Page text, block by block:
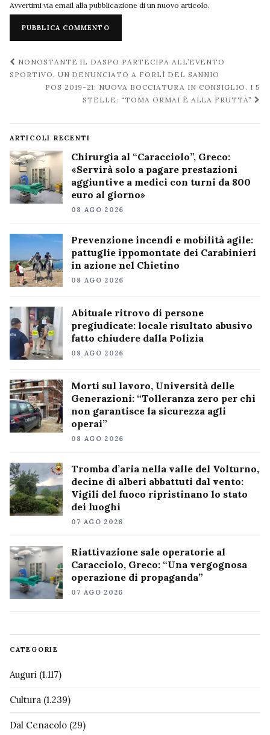
Avvertimi via email alla pubblicazione di un nuovo articolo.
Navigazione
post
NONOSTANTE IL DASPO PARTECIPA ALL’EVENTO
SPORTIVO, UN DENUNCIATO A FORLÌ DEL SANNIO
POS 2019-21: NUOVA BOCCIATURA IN CONSIGLIO. I 5
STELLE: “TOMA ORMAI È ALLA FRUTTA”
ARTICOLI RECENTI
Chirurgia al “Caracciolo”, Greco:
«Servirà solo a pagare prestazioni
aggiuntive a medici con turni da 800
euro al giorno»
08 AGO 2026
Prevenzione incendi e mobilità agile:
pattuglie ippomontate dei Carabinieri
in azione nel Chietino
08 AGO 2026
Abituale ritrovo di persone
pregiudicate: locale risultato abusivo
fatto chiudere dalla Polizia
08 AGO 2026
Morti sul lavoro, Università delle
Generazioni: “Tolleranza zero per chi
non garantisce la sicurezza agli
operai”
08 AGO 2026
Tromba d’aria nella valle del Volturno,
decine di alberi abbattuti dal vento:
Vigili del fuoco ripristinano lo stato
dei luoghi
07 AGO 2026
Riattivazione sale operatorie al
Caracciolo, Greco: “Una vergognosa
operazione di propaganda”
07 AGO 2026
CATEGORIE
Auguri (1.117)
Cultura (1.239)
Dal Cenacolo (29)